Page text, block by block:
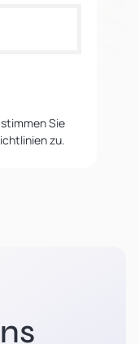
Sie
zu.